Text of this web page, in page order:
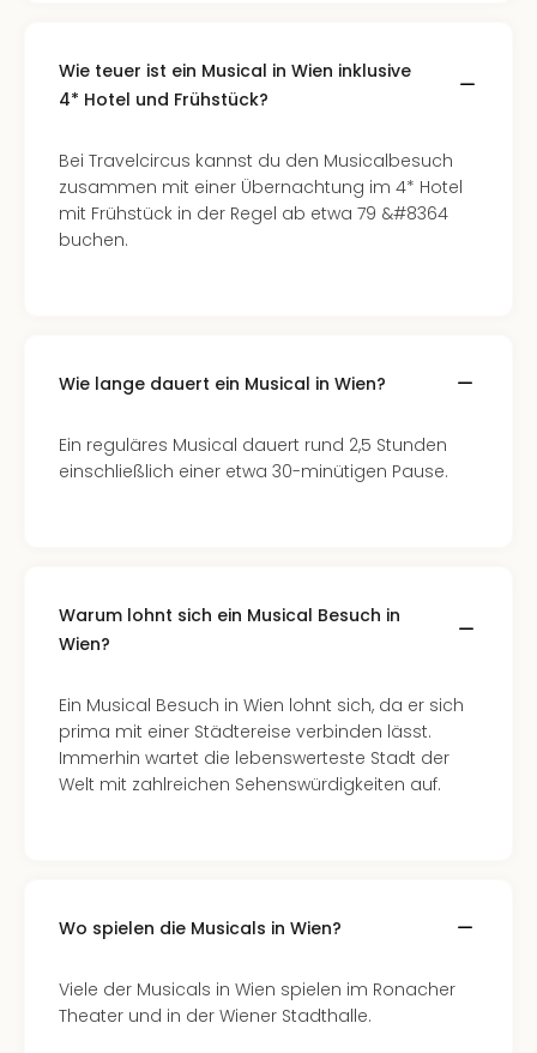
Wie teuer ist ein Musical in Wien inklusive
4* Hotel und Frühstück?
Bei Travelcircus kannst du den Musicalbesuch
zusammen mit einer Übernachtung im 4* Hotel
mit Frühstück in der Regel ab etwa 79 &#8364
buchen.
Wie lange dauert ein Musical in Wien?
Ein reguläres Musical dauert rund 2,5 Stunden
einschließlich einer etwa 30-minütigen Pause.
Warum lohnt sich ein Musical Besuch in
Wien?
Ein Musical Besuch in Wien lohnt sich, da er sich
prima mit einer Städtereise verbinden lässt.
Immerhin wartet die lebenswerteste Stadt der
Welt mit zahlreichen Sehenswürdigkeiten auf.
Wo spielen die Musicals in Wien?
Viele der Musicals in Wien spielen im Ronacher
Theater und in der Wiener Stadthalle.